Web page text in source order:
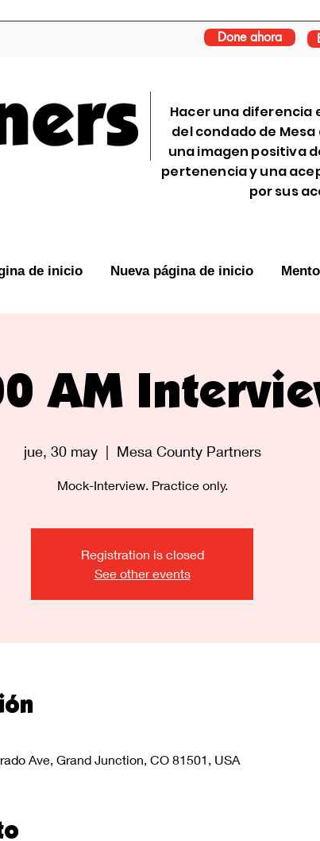
Done ahora
Hacer una diferencia
del condado de
una imagen positiva
pertenencia y una
por sus
de inicio Nueva página de inicio
AM
jue, 30 may
  |
Mesa County Partners
Mock-Interview. Practice only.
Registration is closed
See other events
Ave, Grand Junction, CO 81501, USA